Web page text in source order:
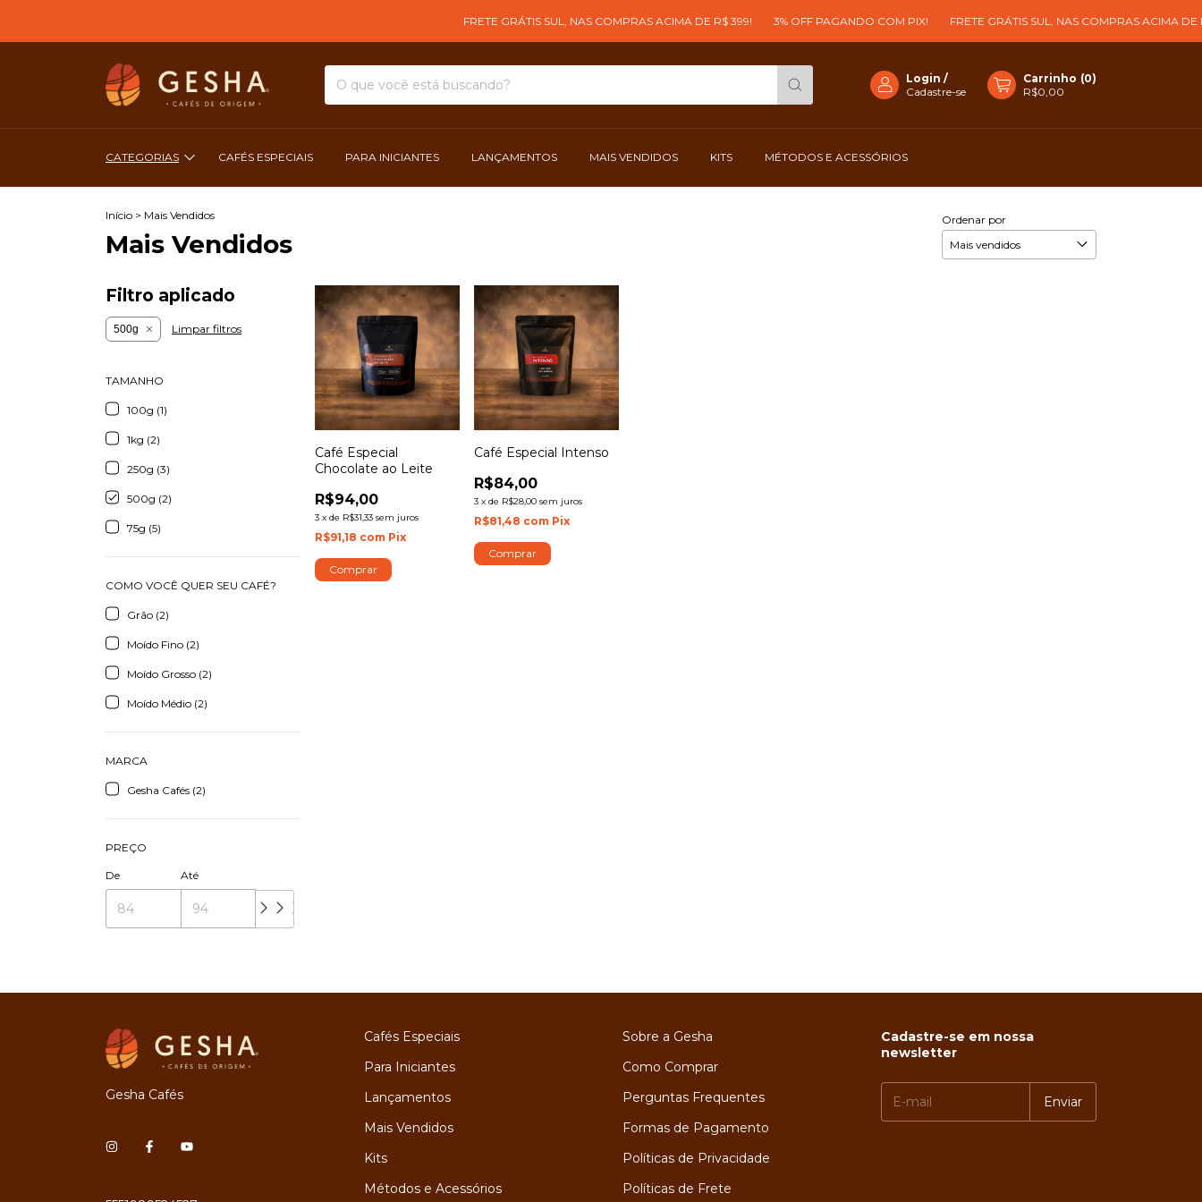
FRETE GRÁTIS SUL, NAS COMPRAS ACIMA DE R$ 399! 3% OFF PAGANDO COM PIX! FRETE GRÁTIS SUL, NAS COMPRAS ACIMA DE R$
Login /
Cadastre-se
Carrinho (0)
R$0,00
CATEGORIAS CAFÉS ESPECIAIS PARA INICIANTES LANÇAMENTOS MAIS VENDIDOS KITS MÉTODOS E ACESSÓRIOS
Início > Mais Vendidos
Mais Vendidos
Ordenar por
Filtro aplicado
500g Limpar filtros
TAMANHO
100g (1)
1kg (2)
250g (3)
500g (2)
75g (5)
COMO VOCÊ QUER SEU CAFÉ?
Grão (2)
Moído Fino (2)
Moído Grosso (2)
Moído Médio (2)
MARCA
Gesha Cafés (2)
PREÇO
De Até
Café Especial
Chocolate ao Leite
R$94,00
3 xde R$31,33 sem juros
R$91,18 com Pix
Comprar
Café Especial Intenso
R$84,00
3 xde R$28,00 sem juros
R$81,48 com Pix
Comprar
Gesha Cafés
Cafés Especiais
Para Iniciantes
Lançamentos
Mais Vendidos
Kits
Métodos e Acessórios
Sobre a Gesha
Como Comprar
Perguntas Frequentes
Formas de Pagamento
Políticas de Privacidade
Políticas de Frete
Cadastre-se em nossa
newsletter